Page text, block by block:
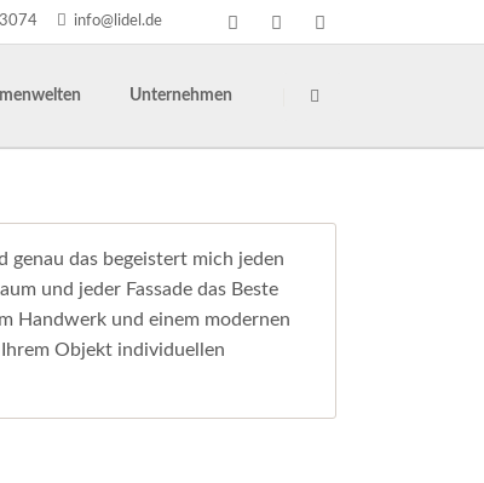
info@lidel.de
überspringen
Förderung
und Terrasse
Sturmschaden-Service
Unternehmen
Team
Beratungszentrum
Stellenangebote
genau das begeistert mich jeden
und jeder Fassade das Beste
Handwerk und einem modernen
Objekt individuellen